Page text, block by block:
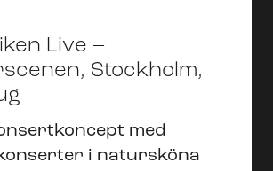
Live –
Stockholm,
med
i natursköna